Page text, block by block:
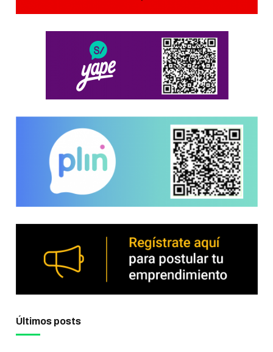
Últimos posts